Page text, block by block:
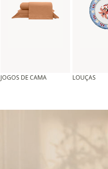
JOGOS DE CAMA LOUÇAS